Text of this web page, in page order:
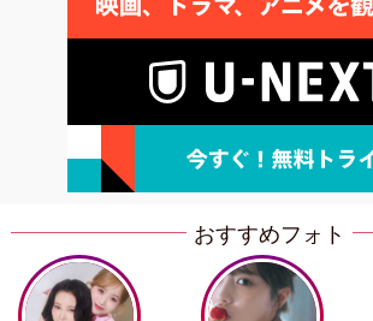
おすすめフォト